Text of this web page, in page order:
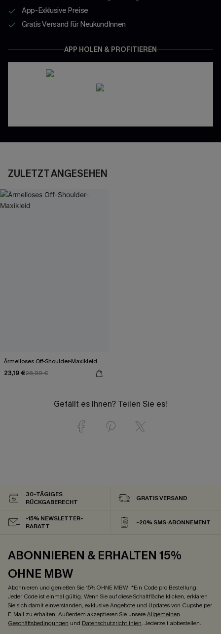
App-Exklusive Preise
Gratis Versand für NeukundInnen
APP HOLEN & PROFITIEREN
ZULETZT ANGESEHEN
Ärmelloses Off-Shoulder-Maxikleid
23,19 €28,99 €
Gefällt es Ihnen? Teilen Sie es!
30-TÄGIGES
RÜCKGABERECHT
GRATIS VERSAND
-15% NEWSLETTER-
RABATT
-20% SMS-ABONNEMENT
ABONNIEREN & ERHALTEN 15%
OHNE MBW
Abonnieren und genießen Sie 15% OHNE MBW! *Ein Code pro Bestellung.
Jeder Code ist einmal gültig. Wenn Sie auf diese Schaltfläche klicken, erklären
Sie sich damit einverstanden, exklusive Angebote und Updates von Cupshe per
E-Mail zu erhalten. Außerdem akzeptieren Sie unsereAllgemeinen
Geschäftsbedingungen und Datenschutzrichtlinien. Jederzeit abbestellen.